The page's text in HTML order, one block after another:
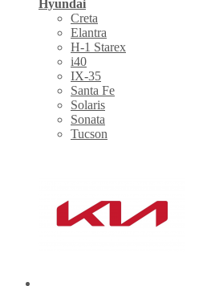
Hyundai
Creta
Elantra
H-1 Starex
i40
IX-35
Santa Fe
Solaris
Sonata
Tucson